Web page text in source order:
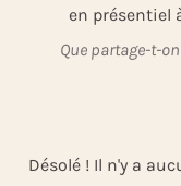
en présentiel
Que partage-t-
Désolé ! Il n'y a